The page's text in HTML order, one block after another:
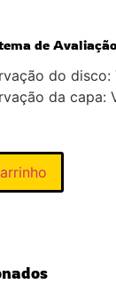
de
do disco:
da capa: